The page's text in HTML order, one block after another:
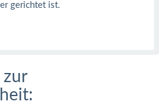
gerichtet ist.